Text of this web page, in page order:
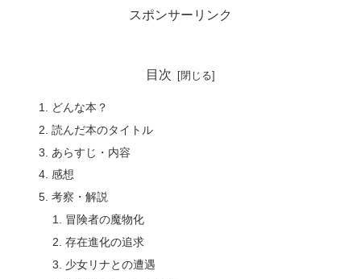
スポンサーリンク
目次
どんな本？
読んだ本のタイトル
あらすじ・内容
感想
考察・解説
冒険者の魔物化
存在進化の追求
少女リナとの遭遇